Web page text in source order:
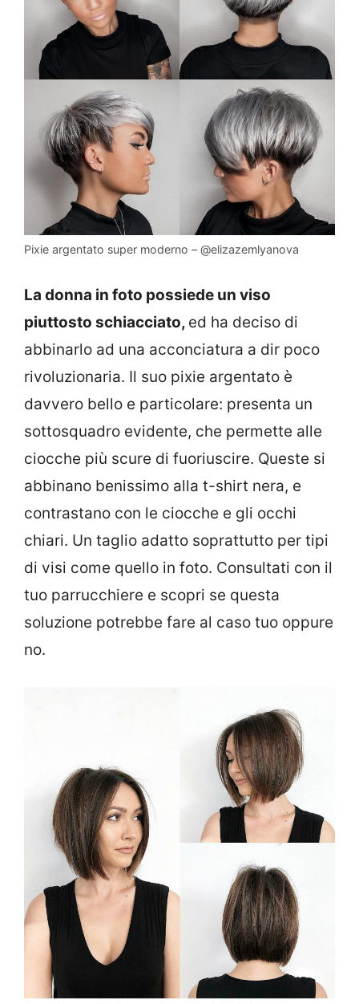
Pixie argentato super moderno – @elizazemlyanova
La donna in foto possiede un viso
piuttosto schiacciato, ed ha deciso di
abbinarlo ad una acconciatura a dir poco
rivoluzionaria. Il suo pixie argentato è
davvero bello e particolare: presenta un
sottosquadro evidente, che permette alle
ciocche più scure di fuoriuscire. Queste si
abbinano benissimo alla t-shirt nera, e
contrastano con le ciocche e gli occhi
chiari. Un taglio adatto soprattutto per tipi
di visi come quello in foto. Consultati con il
tuo parrucchiere e scopri se questa
soluzione potrebbe fare al caso tuo oppure
no.